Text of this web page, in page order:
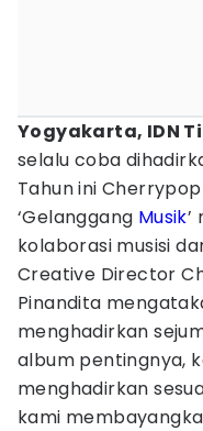
Yogyakarta, IDN
selalu coba
Tahun ini
‘Gelanggang Musik
kolaborasi musisi
Creative Director
Pinandita
menghadirkan
album pentingnya,
menghadirkan
kami